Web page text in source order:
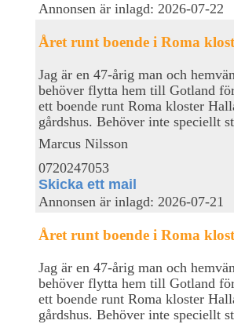
Annonsen är inlagd: 2026-07-22
Året runt boende i Roma
Jag är en 47-årig man och
behöver flytta hem till Gotland
ett boende runt Roma kloster
gårdshus. Behöver inte speciellt
Marcus Nilsson
0720247053
Skicka ett mail
Annonsen är inlagd: 2026-07-21
Året runt boende i Roma
Jag är en 47-årig man och
behöver flytta hem till Gotland
ett boende runt Roma kloster
gårdshus. Behöver inte speciellt